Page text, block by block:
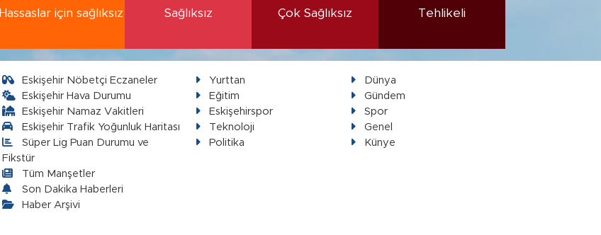
Hassaslar için sağlıksız Sağlıksız Çok Sağlıksız Tehlikeli
Eskişehir Nöbetçi Eczaneler
Eskişehir Hava Durumu
Eskişehir Namaz Vakitleri
Eskişehir Trafik Yoğunluk Haritası
Süper Lig Puan Durumu ve
Fikstür
Tüm Manşetler
Son Dakika Haberleri
Haber Arşivi
Yurttan
Dünya
Eğitim
Gündem
Eskişehirspor
Spor
Teknoloji
Genel
Politika
Künye